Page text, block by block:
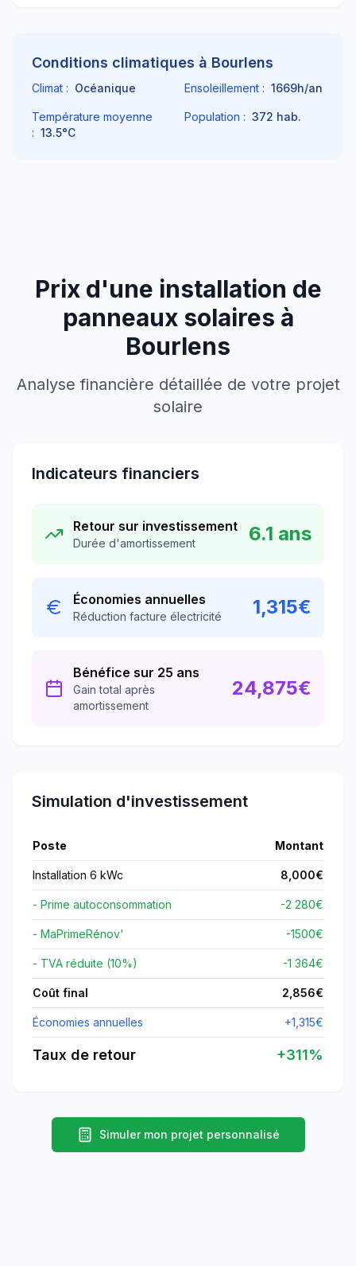
Conditions climatiques à Bourlens
Climat : Océanique Ensoleillement : 1669h/an
Température moyenne
: 13.5°C
Population : 372 hab.
Prix d'une installation de
panneaux solaires à
Bourlens
Analyse financière détaillée de votre projet
solaire
Indicateurs financiers
Retour sur investissement
Durée d'amortissement 6.1 ans
Économies annuelles
Réduction facture électricité 1,315€
Bénéfice sur 25 ans
Gain total après
amortissement
24,875€
Simulation d'investissement
Poste Montant
Installation 6 kWc 8,000€
- Prime autoconsommation -2 280€
- MaPrimeRénov' -1500€
- TVA réduite (10%) -1 364€
Coût final 2,856€
Économies annuelles +1,315€
Taux de retour +311%
Simuler mon projet personnalisé